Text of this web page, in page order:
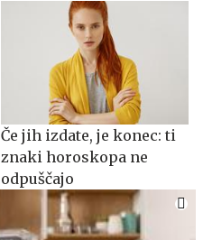
Če jih izdate, je konec: ti
znaki horoskopa ne
odpuščajo